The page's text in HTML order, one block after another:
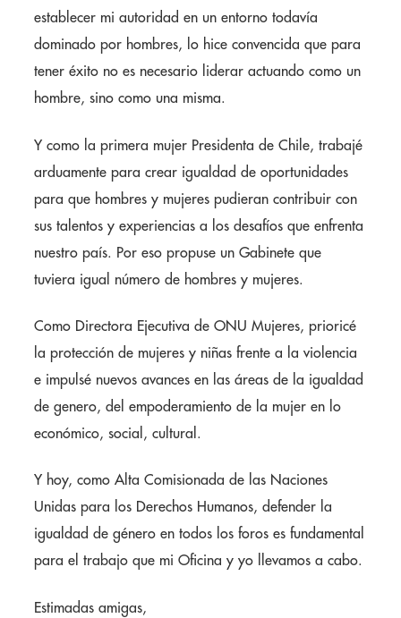
establecer mi autoridad en un entorno todavía
dominado por hombres, lo hice convencida que para
tener éxito no es necesario liderar actuando como un
hombre, sino como una misma.
Y como la primera mujer Presidenta de Chile, trabajé
arduamente para crear igualdad de oportunidades
para que hombres y mujeres pudieran contribuir con
sus talentos y experiencias a los desafíos que enfrenta
nuestro país. Por eso propuse un Gabinete que
tuviera igual número de hombres y mujeres.
Como Directora Ejecutiva de ONU Mujeres, prioricé
la protección de mujeres y niñas frente a la violencia
e impulsé nuevos avances en las áreas de la igualdad
de genero, del empoderamiento de la mujer en lo
económico, social, cultural.
Y hoy, como Alta Comisionada de las Naciones
Unidas para los Derechos Humanos, defender la
igualdad de género en todos los foros es fundamental
para el trabajo que mi Oficina y yo llevamos a cabo.
Estimadas amigas,